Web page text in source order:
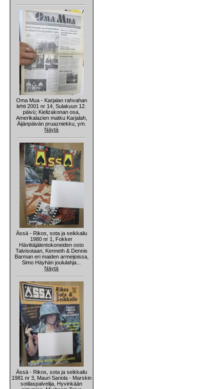
Oma Mua - Karjalan rahvahan
lehti 2001 nr 14, Sulakuun 12.
päivü; Kielizakonan osa,
Amerikalazien matku Karjalah,
Äijänpäivän pruazniekku, ym.
Näytä
Ässä - Rikos, sota ja seikkailu
1980 nr 1, Fokker
Hävittäjälentokoneiden osto
Talvisotaan, Kenneth & Dennis
Barman eri maiden armeijoissa,
Simo Häyhän joululahja...
Näytä
Ässä - Rikos, sota ja seikkailu
1981 nr 3, Mauri Sariola - Marskin
sotilaspalvelija, Hyvinkään